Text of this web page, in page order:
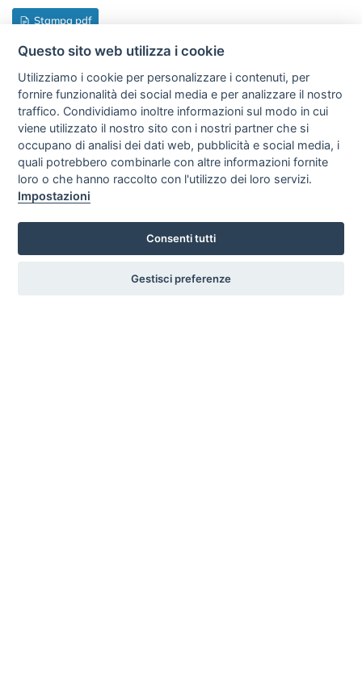
Stampa pdf
Le informazioni qui riportate hanno scopo puramente
indicativo. Ti invitiamo a contattare un referente
ddchem tramite il form contatti presente sul sito per
avere indicazioni più dettagliate sulla base delle tue
esigenze specifiche.
Questo sito web utilizza i cookie
Utilizziamo i cookie per personalizzare i contenuti, per
fornire funzionalità dei social media e per analizzare il nostro
traffico. Condividiamo inoltre informazioni sul modo in cui
viene utilizzato il nostro sito con i nostri partner che si
occupano di analisi dei dati web, pubblicità e social media, i
quali potrebbero combinarle con altre informazioni fornite
loro o che hanno raccolto con l'utilizzo dei loro servizi.
Impostazioni
Consenti tutti
Gestisci preferenze